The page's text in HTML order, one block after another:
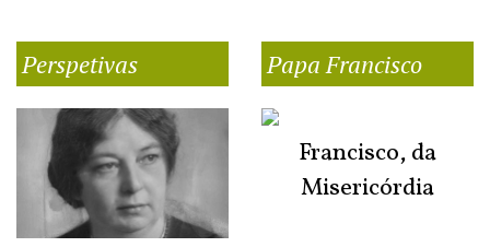
Perspetivas Papa Francisco
Francisco, da
Misericórdia